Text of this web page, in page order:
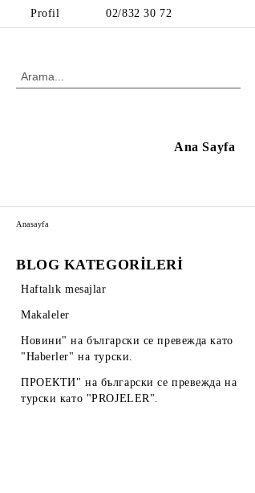
Profil 02/832 30 72
Ana Sayfa
BLOG KATEGORİLERİ
Haftalık mesajlar
Makaleler
Новини" на български се превежда като
"Haberler" на турски.
ПРОЕКТИ" на български се превежда на
турски като "PROJELER".
Anasayfa